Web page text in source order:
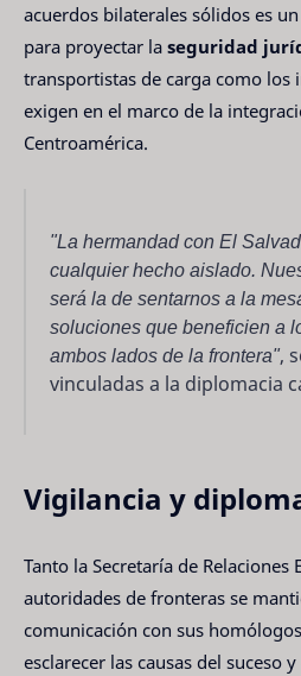
acuerdos bilaterales sólidos es
para proyectar la seguridad
transportistas de carga como los
exigen en el marco de la
Centroamérica.
"La hermandad con El
cualquier hecho aislado.
será la de sentarnos a la
soluciones que beneficien a
ambos lados de la frontera",
vinculadas a la diplomacia
Vigilancia y
Tanto la Secretaría de Relaciones
autoridades de fronteras se
comunicación con sus
esclarecer las causas del suceso